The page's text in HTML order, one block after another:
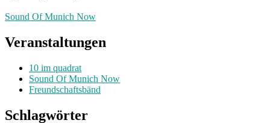
Sound Of Munich Now
Veranstaltungen
10 im quadrat
Sound Of Munich Now
Freundschaftsbänd
Schlagwörter